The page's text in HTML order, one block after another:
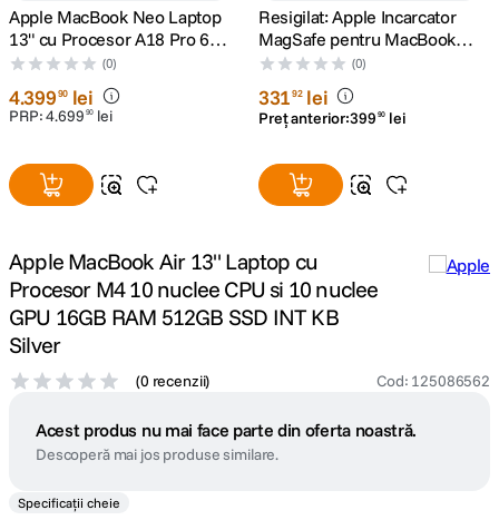
9. dji osmo
10 . insta 360
Apple MacBook Neo Laptop
13" cu Procesor A18 Pro 6
nuclee CPU si 5 nuclee GPU
8GB RAM 512GB SSD Blush
(0)
4.39990 lei
PRP:4.699 90 lei
Resigilat: Apple Incarcator
MagSafe pentru MacBook
Pro 15" si 17" 85W Alb -
RS125074040-1
(0)
33192 lei
Preț anterior:399 90 lei
Apple MacBook Air 13" Laptop cu
Procesor M4 10 nuclee CPU si 10 nuclee
GPU 16GB RAM 512GB SSD INT KB
Silver
(0 recenzii) Cod: 125086562
Acest produs nu mai face parte din oferta noastră.
Descoperă mai jos produse similare.
Specificații cheie